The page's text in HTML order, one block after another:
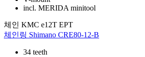
incl. MERIDA minitool
체인 KMC e12T EPT
체인링 Shimano CRE80-12-B
34 teeth